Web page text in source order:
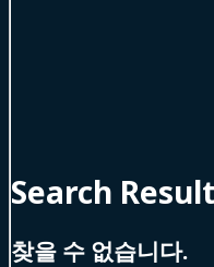
Search
찾을 수 없습니다.